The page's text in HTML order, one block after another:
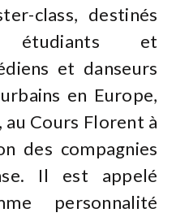
class, destinés
étudiants et
et danseurs
en Europe,
au Cours Florent à
des compagnies
Il est appelé
personnalité